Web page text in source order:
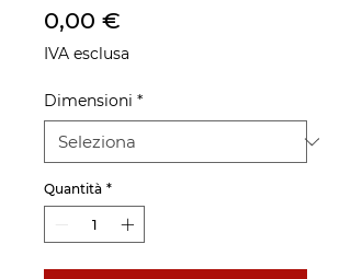
0,00 €
IVA esclusa
Dimensioni *
Quantità *